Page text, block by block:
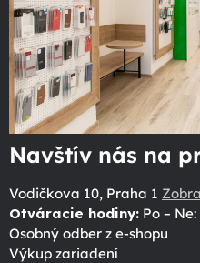
Navštív nás na
Vodičkova 10, Praha 1
Otváracie hodiny: Po –
Osobný odber z e-shopu
Výkup zariadení